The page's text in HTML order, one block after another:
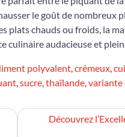
le goût de nombreux
plats chauds ou froids, la
culinaire audacieuse et
polyvalent,crémeux,
,sucre,thaïlande,variante
Découvrez